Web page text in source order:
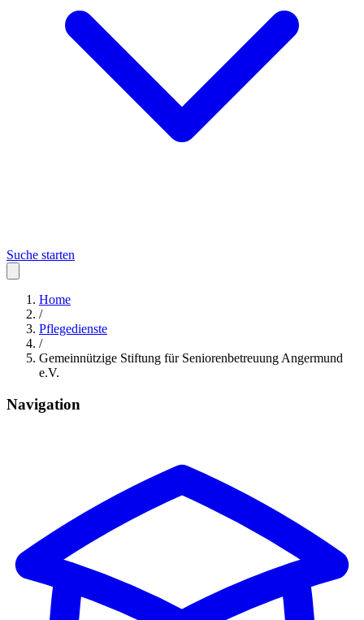
Suche starten
Home
/
Pflegedienste
/
Gemeinnützige Stiftung für Seniorenbetreuung Angermund
e.V.
Navigation